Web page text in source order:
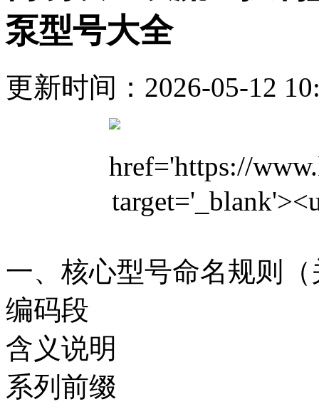
泵型号大全
更新时间：2026-05-12
一、核心型号命名规则
编码段
含义说明
系列前缀